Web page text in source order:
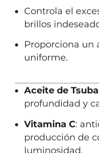
Controla el
brillos
Proporciona un
uniforme.
Aceite de
profundidad y
Vitamina C:
producción de
luminosidad.